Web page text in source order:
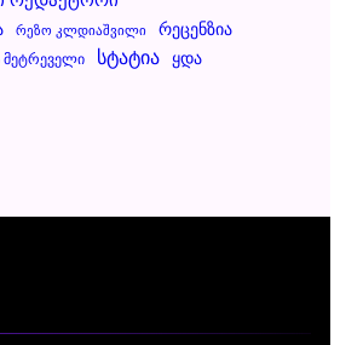
Რეზო Კლდიაშვილი Რეცენზია
Მეტრეველი Სტატია Ყდა